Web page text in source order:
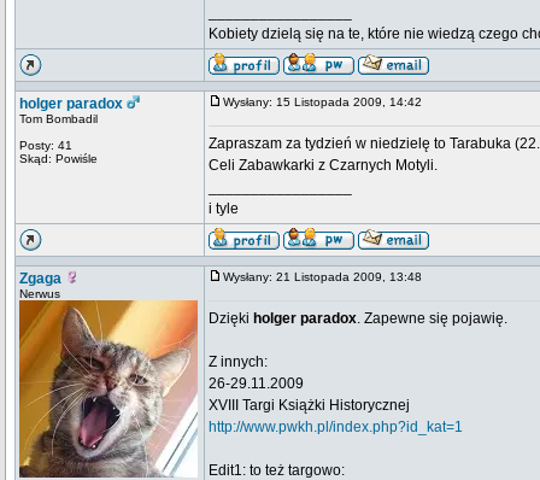
Kobiety dzielą się na te, które nie wiedzą czego
holger paradox
Tom Bombadil
Posty: 41
Skąd: Powiśle
Wysłany: 15 Listopada 2009, 14:42
Zapraszam za tydzień w niedzielę to Tarabuka
Celi Zabawkarki z Czarnych Motyli.
i tyle
Zgaga
Nerwus
Wysłany: 21 Listopada 2009, 13:48
Dzięki holger paradox. Zapewne się pojawię.
Z innych:
26-29.11.2009
XVIII Targi Książki Historycznej
http://www.pwkh.pl/index.php?id_kat=1
Edit1: to też targowo: